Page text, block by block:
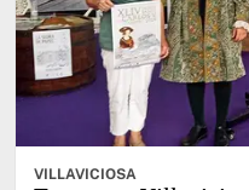
VILLAVICIOSA